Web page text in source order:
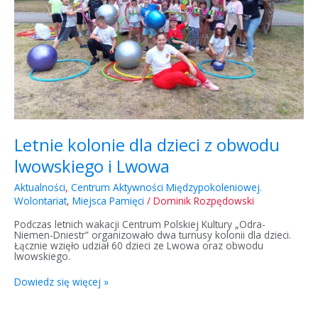
Letnie kolonie dla dzieci z obwodu
lwowskiego i Lwowa
Aktualności, Centrum Aktywności Międzypokoleniowej.
Wolontariat, Miejsca Pamięci / Dominik Rozpędowski
Podczas letnich wakacji Centrum Polskiej Kultury „Odra-
Niemen-Dniestr” organizowało dwa turnusy kolonii dla dzieci.
Łącznie wzięło udział 60 dzieci ze Lwowa oraz obwodu
lwowskiego.
Dowiedz się więcej »